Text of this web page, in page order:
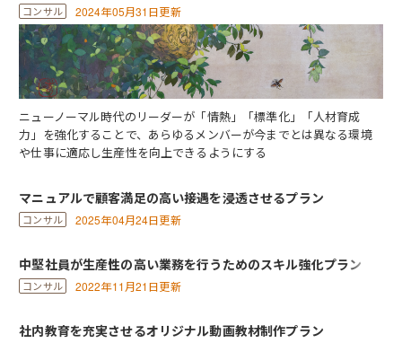
2024年05月31日更新
ニューノーマル時代のリーダーが「情熱」「標準化」「人材育成
力」を強化することで、あらゆるメンバーが今までとは異なる環境
や仕事に適応し生産性を向上できるようにする
マニュアルで顧客満足の高い接遇を浸透させるプラン
2025年04月24日更新
中堅社員が生産性の高い業務を行うためのスキル強化プラン
2022年11月21日更新
社内教育を充実させるオリジナル動画教材制作プラン